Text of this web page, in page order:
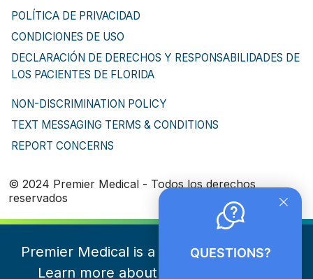
POLÍTICA DE PRIVACIDAD
CONDICIONES DE USO
DECLARACIÓN DE DERECHOS Y RESPONSABILIDADES DE
LOS PACIENTES DE FLORIDA
NON-DISCRIMINATION POLICY
TEXT MESSAGING TERMS & CONDITIONS
REPORT CONCERNS
© 2024 Premier Medical - Todos los derechos
reservados
Premier Medical is a part of NeueHealth.
Learn more about NeueHealth here
QUESTIONS?